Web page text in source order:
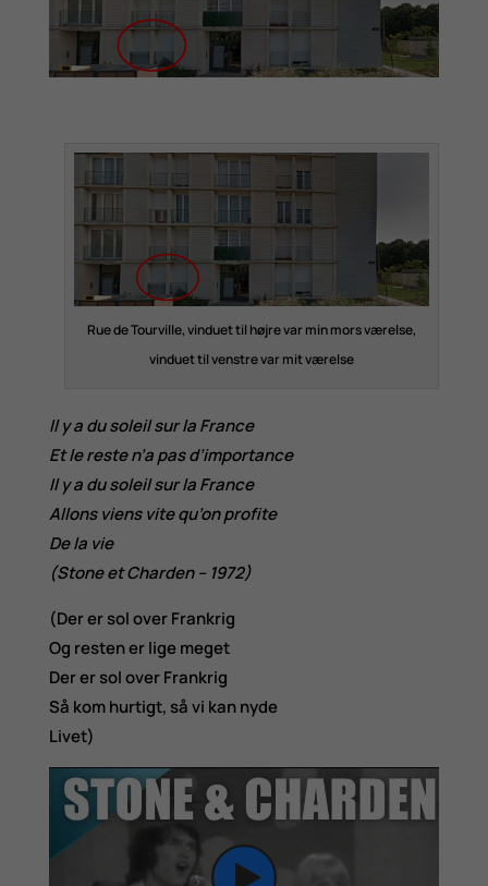
Rue de Tourville, vinduet til højre var min mors værelse,
vinduet til venstre var mit værelse
Il y a du soleil sur la France
Et le reste n’a pas d’importance
Il y a du soleil sur la France
Allons viens vite qu’on profite
De la vie
(Stone et Charden – 1972)
(Der er sol over Frankrig
Og resten er lige meget
Der er sol over Frankrig
Så kom hurtigt, så vi kan nyde
Livet)